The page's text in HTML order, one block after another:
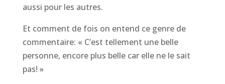
aussi pour les autres.
Et comment de fois on entend ce genre de
commentaire: « C’est tellement une belle
personne, encore plus belle car elle ne le sait
pas! »